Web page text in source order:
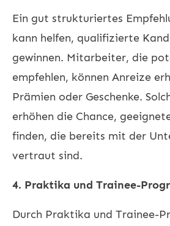
Ein gut strukturiertes
kann helfen, qualifizierte
gewinnen. Mitarbeiter, die
empfehlen, können Anreize
Prämien oder Geschenke.
erhöhen die Chance,
finden, die bereits mit der
vertraut sind.
4. Praktika und Trainee-
Durch Praktika und Trainee-